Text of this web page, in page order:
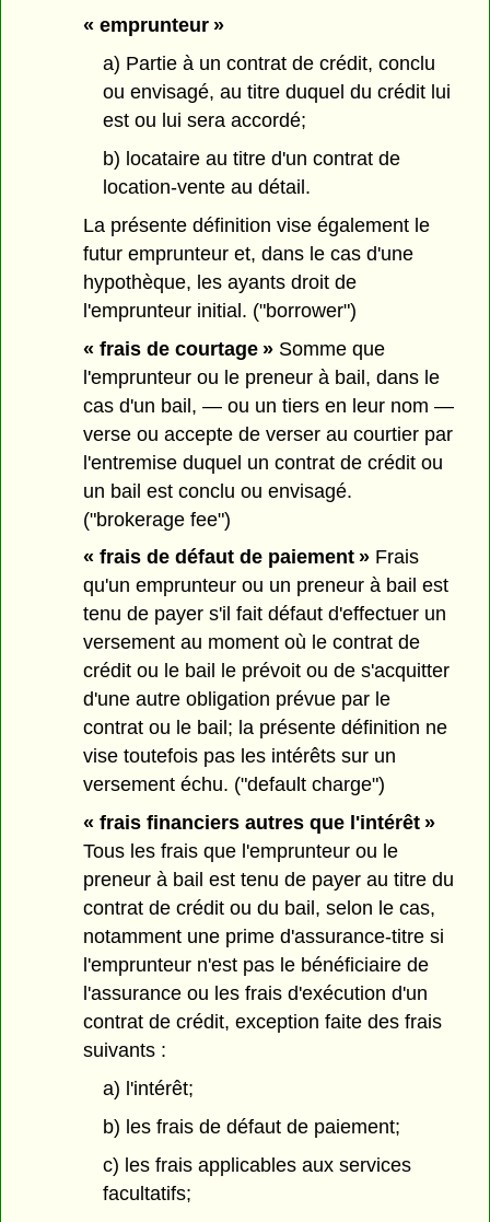
« emprunteur »
a) Partie à un contrat de crédit, conclu
ou envisagé, au titre duquel du crédit lui
est ou lui sera accordé;
b) locataire au titre d'un contrat de
location-vente au détail.
La présente définition vise également le
futur emprunteur et, dans le cas d'une
hypothèque, les ayants droit de
l'emprunteur initial. ("borrower")
« frais de courtage » Somme que
l'emprunteur ou le preneur à bail, dans le
cas d'un bail, — ou un tiers en leur nom —
verse ou accepte de verser au courtier par
l'entremise duquel un contrat de crédit ou
un bail est conclu ou envisagé.
("brokerage fee")
« frais de défaut de paiement » Frais
qu'un emprunteur ou un preneur à bail est
tenu de payer s'il fait défaut d'effectuer un
versement au moment où le contrat de
crédit ou le bail le prévoit ou de s'acquitter
d'une autre obligation prévue par le
contrat ou le bail; la présente définition ne
vise toutefois pas les intérêts sur un
versement échu. ("default charge")
« frais financiers autres que l'intérêt »
Tous les frais que l'emprunteur ou le
preneur à bail est tenu de payer au titre du
contrat de crédit ou du bail, selon le cas,
notamment une prime d'assurance-titre si
l'emprunteur n'est pas le bénéficiaire de
l'assurance ou les frais d'exécution d'un
contrat de crédit, exception faite des frais
suivants :
a) l'intérêt;
b) les frais de défaut de paiement;
c) les frais applicables aux services
facultatifs;